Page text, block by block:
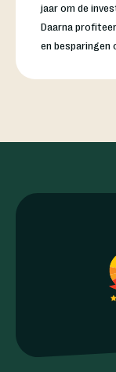
jaar om de
Daarna
en besparingen